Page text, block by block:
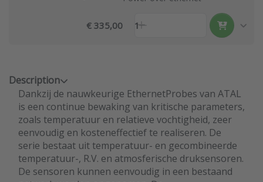
€ 335,00 1
Description
Dankzij de nauwkeurige EthernetProbes van ATAL
is een continue bewaking van kritische parameters,
zoals temperatuur en relatieve vochtigheid, zeer
eenvoudig en kosteneffectief te realiseren. De
serie bestaat uit temperatuur- en gecombineerde
temperatuur-, R.V. en atmosferische druksensoren.
De sensoren kunnen eenvoudig in een bestaand